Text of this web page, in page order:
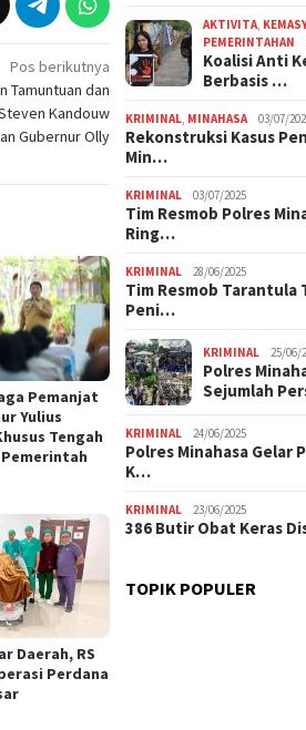
Pos berikutnya
Tamuntuan dan
Kandouw
Gubernur Olly
Pemanjat
Yulius
Tengah
Daerah, RS
Perdana
AKTIVITA
PEMERINTAHAN
Koalisi Anti
Berbasis …
KRIMINAL MINAHASA 03/07/
Rekonstruksi Kasus
Min…
KRIMINAL 03/07/2025
Tim Resmob Polres
Ring…
KRIMINAL 28/06/2025
Tim Resmob Tarantula
Peni…
KRIMINAL 25/06/
Polres
Sejumlah
KRIMINAL 24/06/2025
Polres Minahasa Gelar
K…
KRIMINAL 23/06/2025
386 Butir Obat Keras
TOPIK POPULER